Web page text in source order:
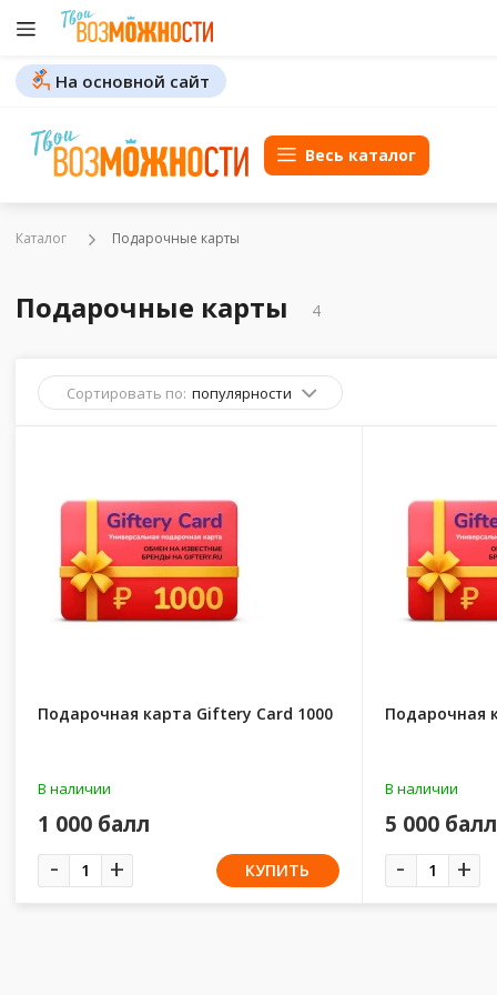
На основной сайт
Весь каталог
Каталог Подарочные карты
Подарочные карты
Сортировать по: популярности
Подарочная карта Giftery Card 1000
В наличии
1 000 балл
- + КУПИТЬ
Подарочная
В наличии
5 000 балл
- +